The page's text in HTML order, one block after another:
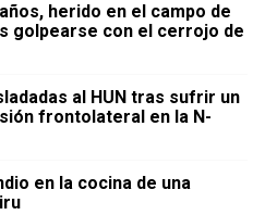
herido en el campo de
golpearse con el cerrojo de
al HUN tras sufrir un
frontolateral en la N-
en la cocina de una